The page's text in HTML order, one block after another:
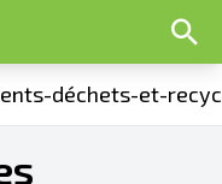
déchets-et-